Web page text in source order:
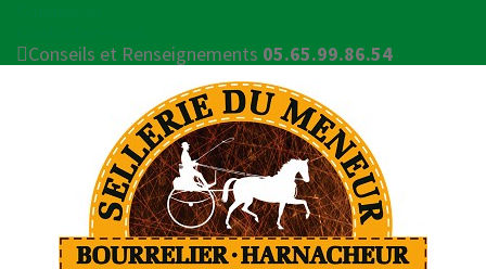
Conseils et Renseignements 05.65.99.86.54